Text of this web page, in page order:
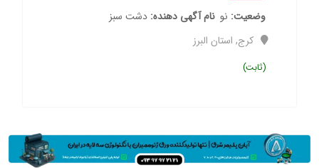
وضعیت نو نام آگهی دهنده دشت سبز
کرج, استان البرز
(ثابت)